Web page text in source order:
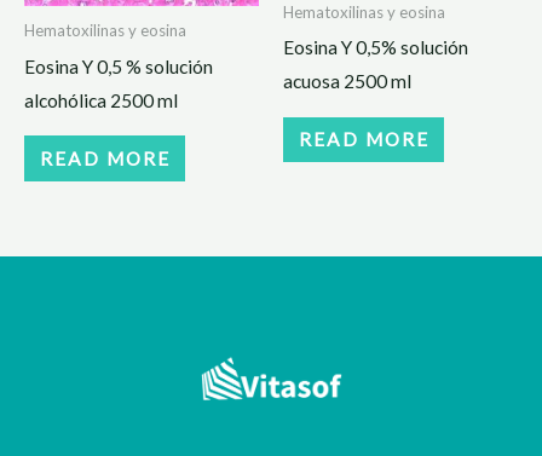
Hematoxilinas y eosina
Eosina Y 0,5 % solución
alcohólica 2500 ml
READ MORE
Hematoxilinas y eosina
Eosina Y 0,5% solución
acuosa 2500 ml
READ MORE